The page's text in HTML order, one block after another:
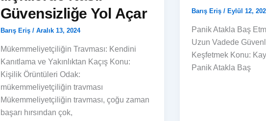
Güvensizliğe Yol Açar
Barış Eriş / Aralık 13, 2024
Mükemmeliyetçiliğin Travması: Kendini
Kanıtlama ve Yakınlıktan Kaçış Konu:
Kişilik Örüntüleri Odak:
mükemmeliyetçiliğin travması
Mükemmeliyetçiliğin travması, çoğu zaman
başarı hırsından çok,
Barış Eriş/ Eylül 12,
Panik Atakla Baş
Uzun Vadede
Keşfetmek Konu:
Panik Atakla Baş